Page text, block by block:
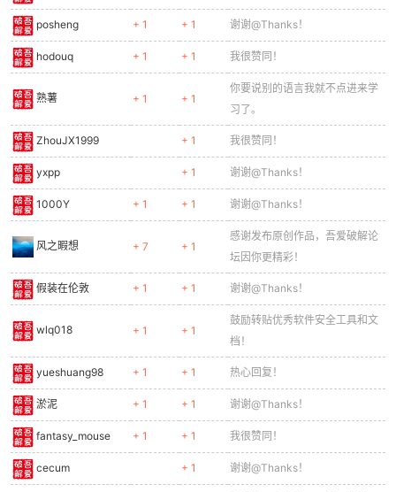
posheng + 1 + 1 谢谢@Thanks！
hodouq + 1 + 1 我很赞同！
熟薯 + 1 + 1
你要说别的语言我就不点进来学
习了。
ZhouJX1999 + 1 我很赞同！
yxpp + 1 谢谢@Thanks！
1000Y + 1 + 1 谢谢@Thanks！
风之暇想 + 7 + 1
感谢发布原创作品，吾爱破解论
坛因你更精彩！
假装在伦敦 + 1 + 1 谢谢@Thanks！
wlq018 + 1 + 1
鼓励转贴优秀软件安全工具和文
档！
yueshuang98 + 1 + 1 热心回复！
淤泥 + 1 + 1 谢谢@Thanks！
fantasy_mouse + 1 + 1 我很赞同！
cecum + 1 谢谢@Thanks！